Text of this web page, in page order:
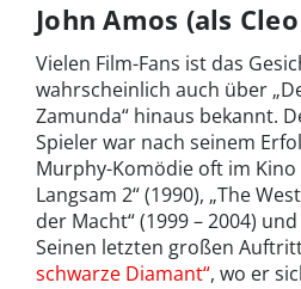
John Amos (als
Vielen Film-Fans ist das
wahrscheinlich auch über
Zamunda“ hinaus bekannt.
Spieler war nach seinem
Murphy-Komödie oft im Kino
Langsam 2“ (1990), „The
der Macht“ (1999 – 2004)
Seinen letzten großen
schwarze Diamant“, wo er